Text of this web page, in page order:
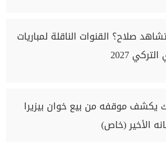
صلاح؟ القنوات الناقلة لمباريات
2027
يكشف موقفه من بيع خوان بيزيرا
الأخير (خاص)